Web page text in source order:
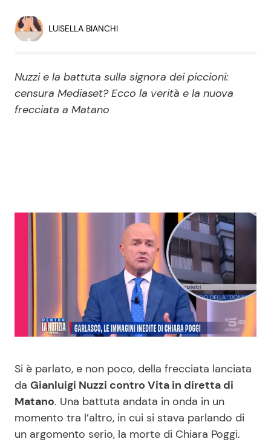
Economia
Politica Reality e Talent
News Musica
News Spettacolo
Mondo Mamma
News benessere
Cucina e Ricette
Consigli di Cucina
Le Ricette in TV
Primi Piatti
LUISELLA BIANCHI
Nuzzi e la battuta sulla signora dei piccioni:
censura Mediaset? Ecco la verità e la nuova
frecciata a Matano
Si è parlato, e non poco, della frecciata lanciata
da Gianluigi Nuzzi contro Vita in diretta di
Matano. Una battuta andata in onda in un
momento tra l’altro, in cui si stava parlando di
un argomento serio, la morte di Chiara Poggi.